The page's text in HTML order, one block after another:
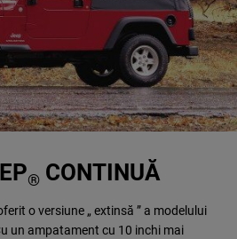
® CONTINUĂ
o versiune „ extinsă ” a modelului
un ampatament cu 10 inchi mai